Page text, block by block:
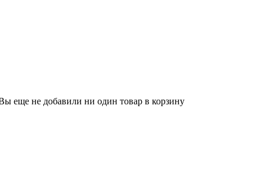
еще не добавили ни один товар в корзину